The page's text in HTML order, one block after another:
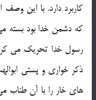
کاربرد دارد. با این
که دشمن خدا بود بسته
ذکر خواری و پستی
های خار را با آن طناب